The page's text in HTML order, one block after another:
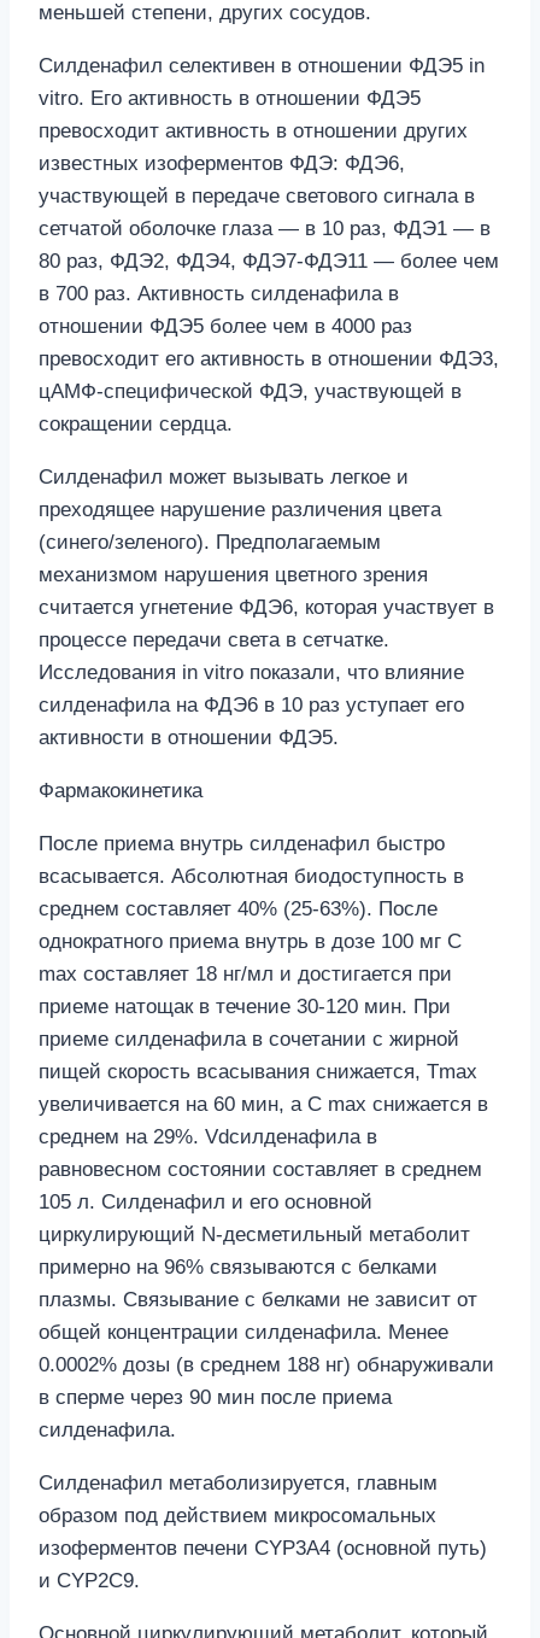
меньшей степени, других сосудов.
Силденафил селективен в отношении ФДЭ5 in
vitro. Его активность в отношении ФДЭ5
превосходит активность в отношении других
известных изоферментов ФДЭ: ФДЭ6,
участвующей в передаче светового сигнала в
сетчатой оболочке глаза — в 10 раз, ФДЭ1 — в
80 раз, ФДЭ2, ФДЭ4, ФДЭ7-ФДЭ11 — более чем
в 700 раз. Активность силденафила в
отношении ФДЭ5 более чем в 4000 раз
превосходит его активность в отношении ФДЭ3,
цАМФ-специфической ФДЭ, участвующей в
сокращении сердца.
Силденафил может вызывать легкое и
преходящее нарушение различения цвета
(синего/зеленого). Предполагаемым
механизмом нарушения цветного зрения
считается угнетение ФДЭ6, которая участвует в
процессе передачи света в сетчатке.
Исследования in vitro показали, что влияние
силденафила на ФДЭ6 в 10 раз уступает его
активности в отношении ФДЭ5.
Фармакокинетика
После приема внутрь силденафил быстро
всасывается. Абсолютная биодоступность в
среднем составляет 40% (25-63%). После
однократного приема внутрь в дозе 100 мг C
max составляет 18 нг/мл и достигается при
приеме натощак в течение 30-120 мин. При
приеме силденафила в сочетании с жирной
пищей скорость всасывания снижается, Тmax
увеличивается на 60 мин, а C max снижается в
среднем на 29%. Vdсилденафила в
равновесном состоянии составляет в среднем
105 л. Силденафил и его основной
циркулирующий N-десметильный метаболит
примерно на 96% связываются с белками
плазмы. Связывание с белками не зависит от
общей концентрации силденафила. Менее
0.0002% дозы (в среднем 188 нг) обнаруживали
в сперме через 90 мин после приема
силденафила.
Силденафил метаболизируется, главным
образом под действием микросомальных
изоферментов печени CYP3A4 (основной путь)
и CYP2C9.